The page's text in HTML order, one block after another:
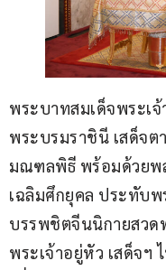
พระบาทสมเด็จพระเ
พระบรมราชินี เสด็จ
มณฑลพิธี พร้อมด้วยพล
เฉลิมศึกยุคล ประทับ
บรรพชิตจีนนิกายสว
พระเจ้าอยู่หัว เสด็จฯ